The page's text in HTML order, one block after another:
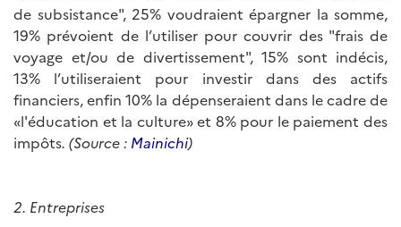
de subsistance", 25% voudraient épargner la somme,
19% prévoient de l’utiliser pour couvrir des "frais de
voyage et/ou de divertissement", 15% sont indécis,
13% l’utiliseraient pour investir dans des actifs
financiers, enfin 10% la dépenseraient dans le cadre de
«l'éducation et la culture» et 8% pour le paiement des
impôts. (Source : Mainichi)
2. Entreprises